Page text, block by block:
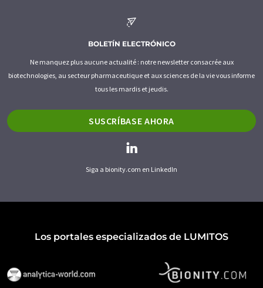
BOLETÍN ELECTRÓNICO
Ne manquez plus aucune actualité : notre newsletter consacrée aux
biotechnologies, au secteur pharmaceutique et aux sciences de la vie vous informe
tous les mardis et jeudis.
SUSCRÍBASE AHORA
Siga a bionity.com en LinkedIn
Los portales especializados de LUMITOS